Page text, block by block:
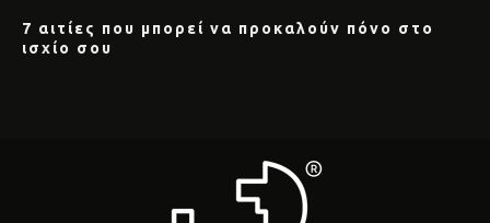
7 αιτίες που μπορεί να προκαλούν πόνο στο
ισχίο σου